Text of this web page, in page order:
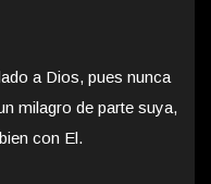
a Dios, pues nunca
milagro de parte suya,
con El.